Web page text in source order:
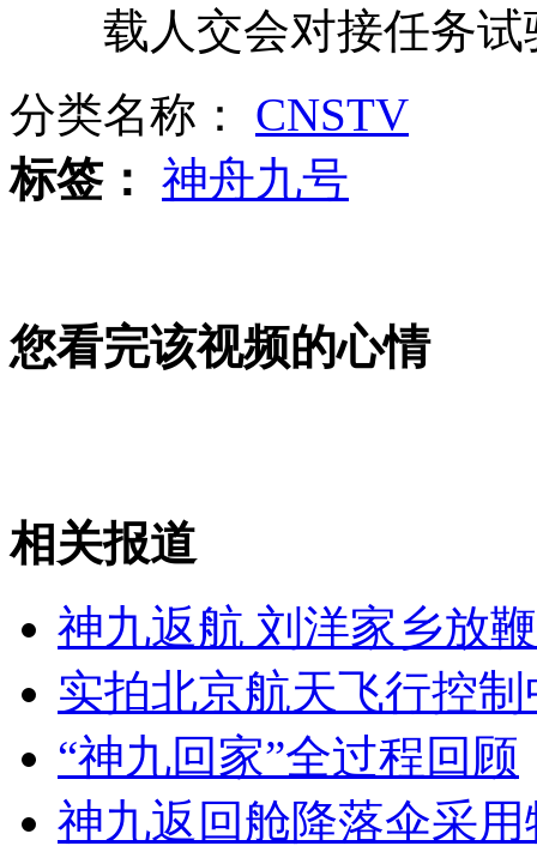
景海鹏家乡万人冒雨观看神九返回
女子冒充高干子女骗明星5800余万
外交部：反对强权政治霸凌主义
外交部：有关国家言论片面不公正
安徽一实载49人客车翻车
载人交会对接任务试
分类名称： CNSTV
标签： 神舟九号
您看完该视频的心情
相关报道
神九返航 刘洋家乡放
实拍北京航天飞行控
“神九回家”全过程回顾
神九返回舱降落伞采